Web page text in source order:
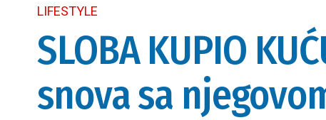
LIFESTYLE
SLOBA KUPIO
snova sa